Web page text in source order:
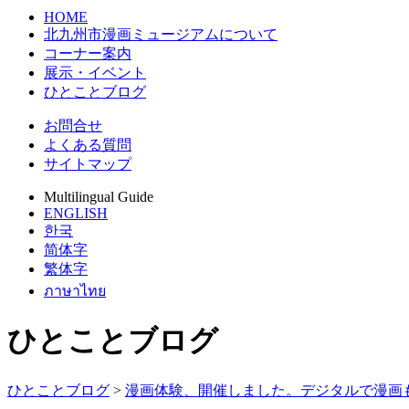
HOME
北九州市漫画ミュージアムについて
コーナー案内
展示・イベント
ひとことブログ
お問合せ
よくある質問
サイトマップ
Multilingual Guide
ENGLISH
한국
简体字
繁体字
ภาษาไทย
ひとことブログ
ひとことブログ > 漫画体験、開催しました。デジタルで漫画